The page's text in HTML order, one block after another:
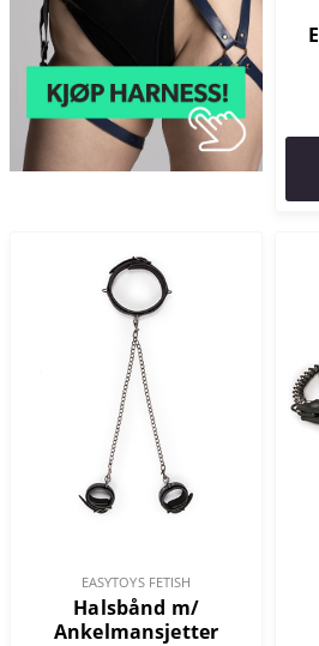
EASYTOYS FETISH
Halsbånd m/
Ankelmansjetter